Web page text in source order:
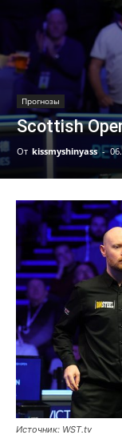
Прогнозы
Scottish
От kissmyshinyass -
Источник: WST.tv